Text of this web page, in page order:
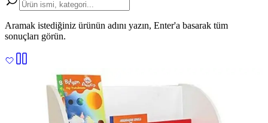
Aramak istediğiniz ürünün adını yazın, Enter'a basarak tüm
sonuçları görün.